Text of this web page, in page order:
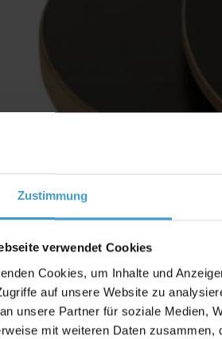
Zustimmung
verwendet Cookies
Cookies, um Inhalte und
auf unsere Website zu
unsere Partner für soziale Medien,
mit weiteren Daten